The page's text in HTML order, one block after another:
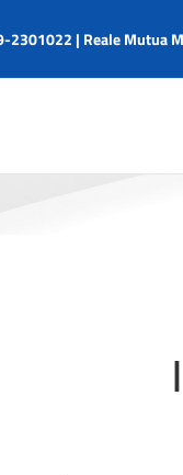
2301022 | Reale Mutua